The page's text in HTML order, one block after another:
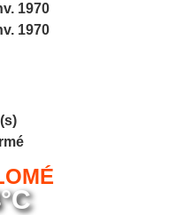
1970
1970